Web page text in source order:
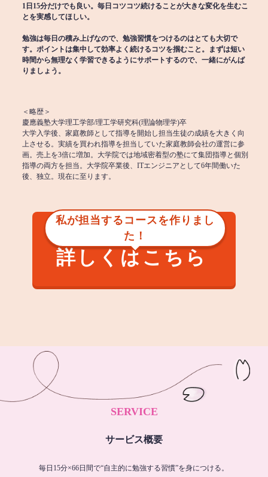
1日15分だけでも良い。毎日コツコツ続けることが大きな変化を生むこ
とを実感してほしい。
勉強は毎日の積み上げなので、勉強習慣をつけるのはとても大切で
す。ポイントは集中して効率よく続けるコツを掴むこと。まずは短い
時間から無理なく学習できるようにサポートするので、一緒にがんば
りましょう。
＜略歴＞
慶應義塾大学理工学部/理工学研究科(理論物理学)卒
大学入学後、家庭教師として指導を開始し担当生徒の成績を大きく向
上させる。実績を買われ指導を担当していた家庭教師会社の運営に参
画。売上を3倍に増加。大学院では地域密着型の塾にて集団指導と個別
指導の両方を担当。大学院卒業後、ITエンジニアとして6年間働いた
後、独立。現在に至ります。
私が担当するコースを作りまし
た！
詳しくはこちら
SERVICE
サービス概要
毎日15分×66日間で“自主的に勉強する習慣”を身につける。